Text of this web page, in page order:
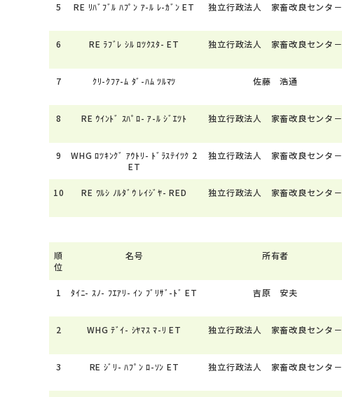
5 RE ﾘﾊﾞﾌﾞﾙ ﾊﾌﾟﾝ ｱ-ﾙ ﾚ-ｶﾞﾝ ET 独立行政法人 家畜改良センタ－
6 RE ﾗﾌﾞﾚ ｼﾙ ﾛﾂｸｽﾀ- ET 独立行政法人 家畜改良センタ－
7 ｸﾘ-ｸﾌｱ-ﾑ ﾀﾞ-ﾊﾑ ﾂﾙﾏﾂ 佐藤 浩通
8 RE ｳｲﾝﾄﾞ ｽﾊﾟﾛ- ｱ-ﾙ ｼﾞｴﾂﾄ 独立行政法人 家畜改良センタ－
9
WHG ﾛﾂｷﾝｸﾞ ｱｳﾄﾘ- ﾄﾞﾗｽﾃｲﾂｸ 2
ET
独立行政法人 家畜改良センタ－
10 RE ﾜﾙｼ ﾉﾙﾀﾞｳ ﾚｲｼﾞﾔ- RED 独立行政法人 家畜改良センタ－
順
位
名号 所有者
1 ﾀｲﾆ- ｽﾉ- ﾌｴｱﾘ- ｲﾝ ﾌﾞﾘｻﾞ-ﾄﾞ ET 吉原 安夫
2 WHG ﾃﾞｲ- ｼﾔﾏｽ ﾏ-ﾘ ET 独立行政法人 家畜改良センタ－
3 RE ｼﾞﾘ- ﾊﾌﾟﾝ ﾛ-ｿﾝ ET 独立行政法人 家畜改良センタ－